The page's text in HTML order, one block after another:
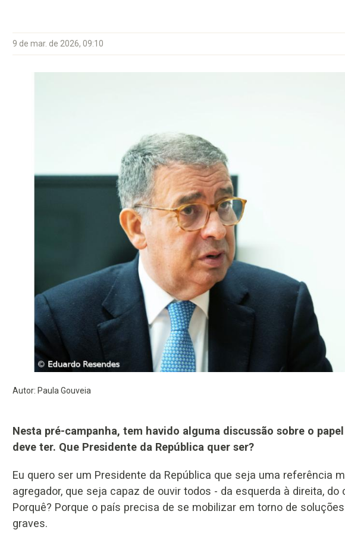
9 de mar. de 2026, 09:10
Autor: Paula Gouveia
Nesta pré-campanha, tem havido alguma discussão sobre o
deve ter. Que Presidente da República quer ser?
Eu quero ser um Presidente da República que seja uma referência
agregador, que seja capaz de ouvir todos - da esquerda à direita,
Porquê? Porque o país precisa de se mobilizar em torno de
graves.